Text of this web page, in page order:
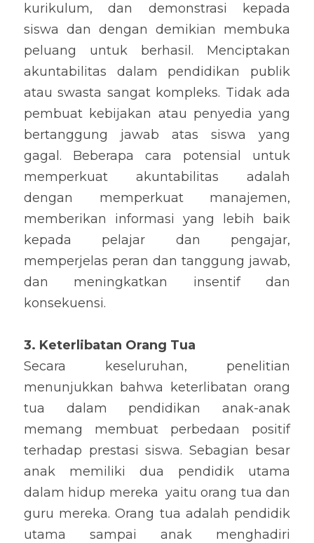
kurikulum, dan demonstrasi kepada
siswa dan dengan demikian membuka
peluang untuk berhasil. Menciptakan
akuntabilitas dalam pendidikan publik
atau swasta sangat kompleks. Tidak ada
pembuat kebijakan atau penyedia yang
bertanggung jawab atas siswa yang
gagal. Beberapa cara potensial untuk
memperkuat akuntabilitas adalah
dengan memperkuat manajemen,
memberikan informasi yang lebih baik
kepada pelajar dan pengajar,
memperjelas peran dan tanggung jawab,
dan meningkatkan insentif dan
konsekuensi.
3. Keterlibatan Orang Tua
Secara keseluruhan, penelitian
menunjukkan bahwa keterlibatan orang
tua dalam pendidikan anak-anak
memang membuat perbedaan positif
terhadap prestasi siswa. Sebagian besar
anak memiliki dua pendidik utama
dalam hidup mereka  yaitu orang tua dan
guru mereka. Orang tua adalah pendidik
utama sampai anak menghadiri